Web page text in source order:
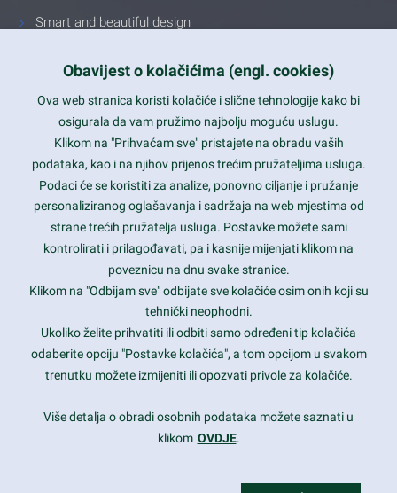
Smart and beautiful design
Latest trends and much more...
Contact Info
1600 Amphitheatre Parkway, Mountain View, CA 94043
prothemes.net@gmail.com
Daily: 9:00 am - 6:00 pm
Sunday: Closed
Copyright 2017FRESHFACE© All Rights Reserved
Obavijest o kolačićima (engl. cookies)
Ova web stranica koristi kolačiće i slične tehnologije kako bi
osigurala da vam pružimo najbolju moguću uslugu.
Klikom na "Prihvaćam sve" pristajete na obradu vaših
podataka, kao i na njihov prijenos trećim pružateljima usluga.
Podaci će se koristiti za analize, ponovno ciljanje i pružanje
personaliziranog oglašavanja i sadržaja na web mjestima od
strane trećih pružatelja usluga. Postavke možete sami
kontrolirati i prilagođavati, pa i kasnije mijenjati klikom na
poveznicu na dnu svake stranice.
Klikom na "Odbijam sve" odbijate sve kolačiće osim onih koji su
tehnički neophodni.
Ukoliko želite prihvatiti ili odbiti samo određeni tip kolačića
odaberite opciju "Postavke kolačića", a tom opcijom u svakom
trenutku možete izmijeniti ili opozvati privole za kolačiće.
Više detalja o obradi osobnih podataka možete saznati u
klikom OVDJE.